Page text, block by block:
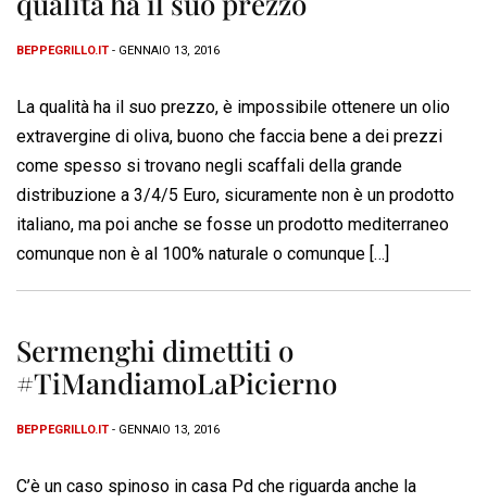
BEPPEGRILLO.IT - GENNAIO 13, 2016
La qualità ha il suo prezzo, è impossibile ottenere un olio
extravergine di oliva, buono che faccia bene a dei prezzi
come spesso si trovano negli scaffali della grande
distribuzione a 3/4/5 Euro, sicuramente non è un prodotto
italiano, ma poi anche se fosse un prodotto mediterraneo
comunque non è al 100% naturale o comunque […]
Sermenghi dimettiti o
#TiMandiamoLaPicierno
BEPPEGRILLO.IT - GENNAIO 13, 2016
C’è un caso spinoso in casa Pd che riguarda anche la